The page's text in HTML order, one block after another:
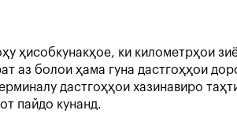
ҳисобкунакҳое, ки километрҳои
аз болои ҳама гуна дастгоҳҳои
дастгоҳҳои хазинавиро
пайдо кунанд.